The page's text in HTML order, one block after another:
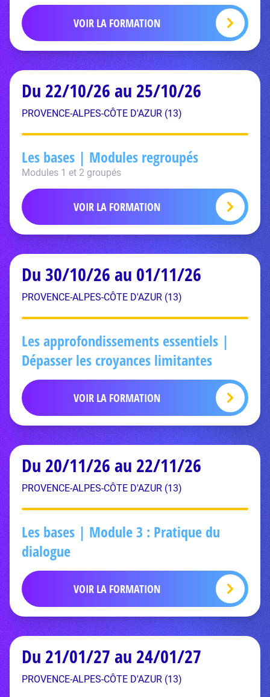
VOIR LA FORMATION
Du 22/10/26 au 25/10/26
PROVENCE-ALPES-CÔTE D'AZUR (13)
Les bases | Modules regroupés
Modules 1 et 2 groupés
VOIR LA FORMATION
Du 30/10/26 au 01/11/26
PROVENCE-ALPES-CÔTE D'AZUR (13)
Les approfondissements essentiels |
Dépasser les croyances limitantes
VOIR LA FORMATION
Du 20/11/26 au 22/11/26
PROVENCE-ALPES-CÔTE D'AZUR (13)
Les bases | Module 3 : Pratique du
dialogue
VOIR LA FORMATION
Du 21/01/27 au 24/01/27
PROVENCE-ALPES-CÔTE D'AZUR (13)